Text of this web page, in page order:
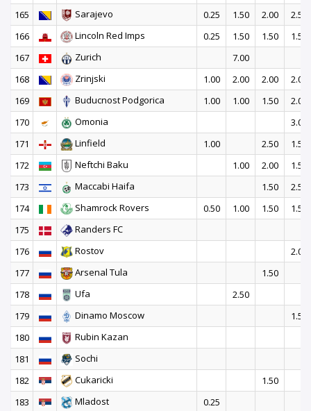
165
Sarajevo 0.25 1.50 2.00
2.50
166
Lincoln Red Imps 0.25 1.50 1.50
1.50
167
Zurich
7.00
168
Zrinjski 1.00 2.00 2.00
2.00
169
Buducnost Podgorica 1.00 1.00 1.50
2.00
170
Omonia
3.00
171
Linfield 1.00 2.50
1.50
172
Neftchi Baku 1.00 2.00
1.50
173
Maccabi Haifa 1.50
2.50
174
Shamrock Rovers 0.50 1.00 1.50
1.50
175
Randers FC
176
Rostov
2.00
177
Arsenal Tula
1.50
178
Ufa
2.50
179
Dinamo Moscow
1.50
180
Rubin Kazan
181
Sochi
182
Cukaricki
1.50
183
Mladost
0.25